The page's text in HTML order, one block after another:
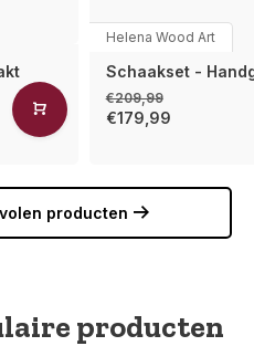
Helena Wood Art
Schaakset -
€209,99
€179,99
producten
producten